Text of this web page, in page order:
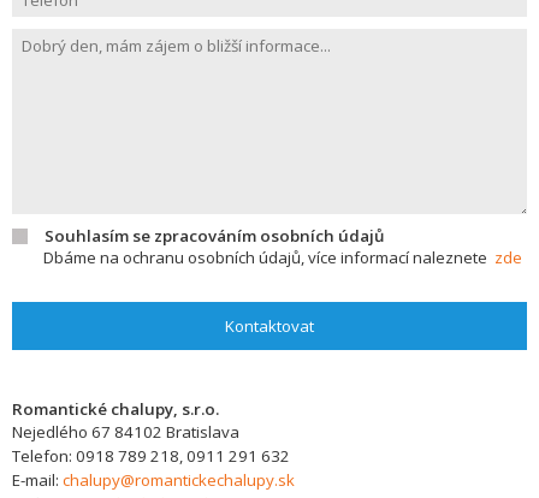
Souhlasím se zpracováním osobních údajů
Dbáme na ochranu osobních údajů, více informací naleznete zde
Kontaktovat
Romantické chalupy, s.r.o.
Nejedlého 67 84102 Bratislava
Telefon: 0918 789 218, 0911 291 632
E-mail: chalupy@romantickechalupy.sk